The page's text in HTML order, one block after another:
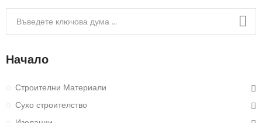
Начало
Строителни Материали
Сухо строителство